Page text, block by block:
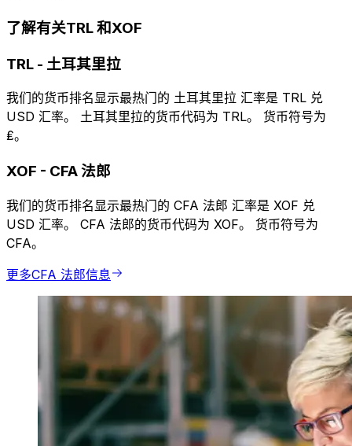
了解有关TRL 和XOF
TRL - 土耳其里拉
我们的货币排名显示最热门的 土耳其里拉 汇率是 TRL 兑
USD 汇率。 土耳其里拉的货币代码为 TRL。 货币符号为
₤。
XOF - CFA 法郎
我们的货币排名显示最热门的 CFA 法郎 汇率是 XOF 兑
USD 汇率。 CFA 法郎的货币代码为 XOF。 货币符号为
CFA。
更多CFA 法郎信息